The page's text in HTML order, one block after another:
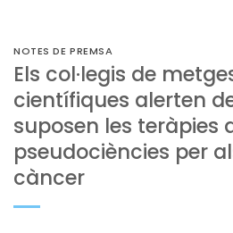
NOTES DE PREMSA
Els col·legis de
científiques alerten
suposen les teràpies
pseudociències per
càncer